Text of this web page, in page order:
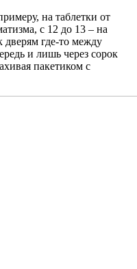
на таблетки от
с 12 до 13 – на
где-то между
и лишь через сорок
пакетиком с